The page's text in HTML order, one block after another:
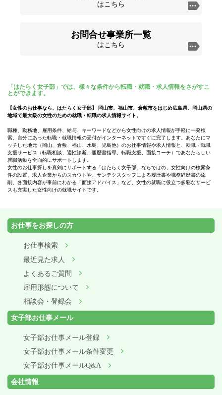
はこちら
お問合せ事業所一覧
はこちら
「はたらく女子部」では、様々な条件から転職・就職・求人情報をさがすこ
とができます。
【女性のお仕事なら、はたらく女子部】 岡山市、福山市、倉敷市をはじめ広島県、岡山県の
地域で最大級の女性のための就職・転職の求人情報サイト。
職種、勤務地、雇用条件、給与、キーワードなどから女性向けの求人情報が手軽に一発検
索、自分にあった転職・就職情報の受付がインターネットですぐに完了します。あなたにマ
ッチした地元（岡山、倉敷、福山、水島、児島他）のお仕事情報や求人情報と、転職・就職
支援サービス（転職相談、適性診断、履歴書指導、転職支援、面接コーチ）であなたらしい
就職活動を全面的にサポートします。
女性のお仕事探しを真剣にサポートする「はたらく女子部」ならではの、女性向けの検索条
件の設置、求人企業からのスカウトや、サンテクスタッフによる履歴書や職務経歴書の添
削、各面接内容が事前にわかる「面接アドバイス」など、女性の就職に役立つ多彩なサービ
スも充実した女性向けの就職サイトです。
お仕事をお探しの方
お仕事検索
最近見た求人
よくあるご質問
雇用形態について
相談会・登録会
女子部お仕事メール
女子部お仕事メール登録
女子部お仕事メール条件変更
女子部お仕事メールQ&A
会社情報